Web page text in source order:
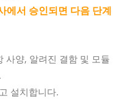
에서 승인되면 다음 단계
사양, 알려진 결함 및 모듈
설치합니다.